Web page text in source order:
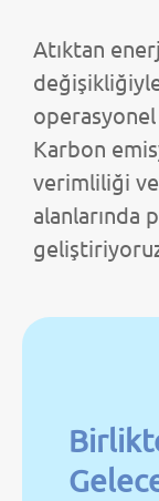
Atıktan
Karbon
verimliliği
alanlarında